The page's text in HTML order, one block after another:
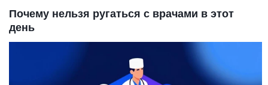
Почему нельзя ругаться с врачами в этот
день